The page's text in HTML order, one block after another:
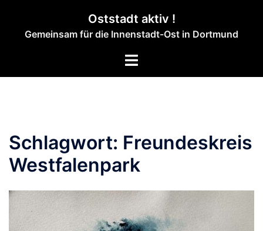
springen
Oststadt aktiv !
Gemeinsam für die Innenstadt-Ost in Dortmund
Menü
Schlagwort: Freundeskreis
Westfalenpark